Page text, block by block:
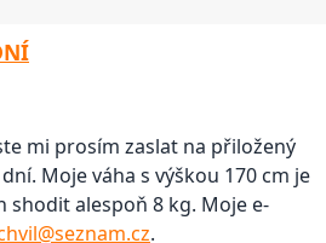
mi prosím zaslat na přiložený
Moje váha s výškou 170 cm je
shodit alespoň 8 kg. Moje e-
.